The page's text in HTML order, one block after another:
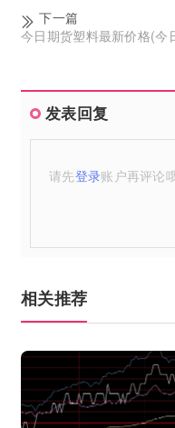
下一篇
今日期货塑料最新价格(今
发表回复
请先登录账户再评论
相关推荐